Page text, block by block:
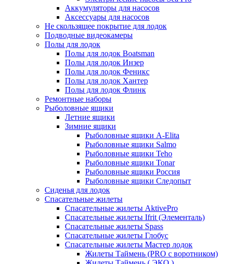
Аккумуляторы для насосов
Аксессуары для насосов
Не скользящее покрытие для лодок
Подводные видеокамеры
Полы для лодок
Полы для лодок Boatsman
Полы для лодок Инзер
Полы для лодок Феникс
Полы для лодок Хантер
Полы для лодок Флинк
Ремонтные наборы
Рыболовные ящики
Летние ящики
Зимние ящики
Рыболовные ящики A-Elita
Рыболовные ящики Salmo
Рыболовные ящики Teho
Рыболовные ящики Tonar
Рыболовные ящики Россия
Рыболовные ящики Следопыт
Сиденья для лодок
Спасательные жилеты
Спасательные жилеты AktivePro
Спасательные жилеты Ifrit (Элементаль)
Спасательные жилеты Spass
Спасательные жилеты Глобус
Спасательные жилеты Мастер лодок
Жилеты Таймень (PRO c воротником)